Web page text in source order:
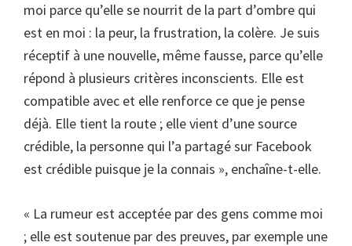
moi parce qu’elle se nourrit de la part d’ombre qui
est en moi : la peur, la frustration, la colère. Je suis
réceptif à une nouvelle, même fausse, parce qu’elle
répond à plusieurs critères inconscients. Elle est
compatible avec et elle renforce ce que je pense
déjà. Elle tient la route ; elle vient d’une source
crédible, la personne qui l’a partagé sur Facebook
est crédible puisque je la connais », enchaîne-t-elle.
« La rumeur est acceptée par des gens comme moi
; elle est soutenue par des preuves, par exemple une